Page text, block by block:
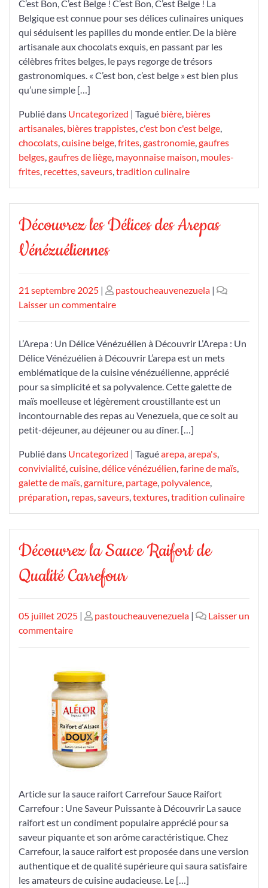
C’est Bon, C’est Belge ! C’est Bon, C’est Belge ! La
Belgique est connue pour ses délices culinaires uniques
qui séduisent les papilles du monde entier. De la bière
artisanale aux chocolats exquis, en passant par les
célèbres frites belges, le pays regorge de trésors
gastronomiques. « C’est bon, c’est belge » est bien plus
qu’une simple […]
Publié dans Uncategorized | Tagué bière, bières
artisanales, bières trappistes,c'est bon c'est belge,
chocolats,cuisine belge,frites,gastronomie,gaufres
belges,gaufres de liège, mayonnaise maison, moules-
frites, recettes,saveurs,tradition culinaire
Découvrez les Délices des Arepas
Vénézuéliennes
Publié
le
21 septembre 2025 | Publié
le
pastoucheauvenezuela |
Laisser un commentairesur
Délices
des
Arepas
Vénézuéliennes
L’Arepa : Un Délice Vénézuélien à Découvrir L’Arepa : Un
Délice Vénézuélien à Découvrir L’arepa est un mets
emblématique de la cuisine vénézuélienne, apprécié
pour sa simplicité et sa polyvalence. Cette galette de
maïs moelleuse et légèrement croustillante est un
incontournable des repas au Venezuela, que ce soit au
petit-déjeuner, au déjeuner ou au dîner. […]
Publié dans Uncategorized | Taguéarepa,arepa's,
convivialité,cuisine,délice vénézuélien,farine de maïs,
galette de maïs,garniture, partage, polyvalence,
préparation, repas,saveurs,textures,tradition culinaire
Découvrez la Sauce Raifort de
Qualité Carrefour
Publié
le
05 juillet 2025 | Publié
pastoucheauvenezuela |
Laisser un
commentairesur
Sauce
Raifort
de
Qualité
Carrefour
Article sur la sauce raifort Carrefour Sauce Raifort
Carrefour : Une Saveur Puissante à Découvrir La sauce
raifort est un condiment populaire apprécié pour sa
saveur piquante et son arôme caractéristique. Chez
Carrefour, la sauce raifort est proposée dans une version
authentique et de qualité supérieure qui saura satisfaire
les amateurs de cuisine audacieuse. Le […]